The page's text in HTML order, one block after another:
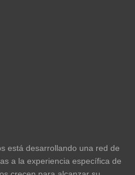
está desarrollando una red de
a la experiencia específica de